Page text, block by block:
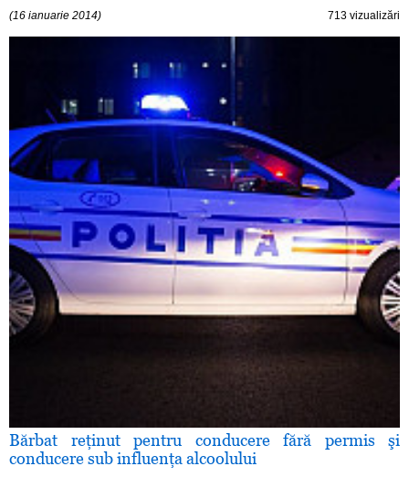
(16 ianuarie 2014) 713 vizualizări
Bărbat reţinut pentru conducere fără permis şi
conducere sub influenţa alcoolului